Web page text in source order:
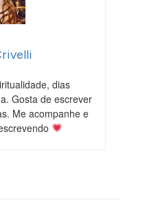
dias
Gosta de escrever
Me acompanhe e